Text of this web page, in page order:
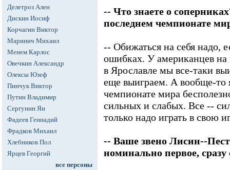
Делетроз Ален
Дискин Иосиф
Корчагин Виктор
Маринич Михаил
Менем Карлос
Овечкин Александр
Олексы Юзеф
Пинчук Виктор
Путин Владимир
Сергунин Ян
Фадеев Геннадий
Фрадков Михаил
Хлебников Пол
Ярцев Георгий
все персоны
-- Что знаете о
последнем чемпионате
-- Обижаться на себя надо,
ошибках. У американцев
в Ярославле мы все-таки
еще выиграем. А вообще-то
чемпионате мира
сильных и слабых. Все --
только надо играть в свою
-- Ваше звено Лисин--
номинально первое, сразу